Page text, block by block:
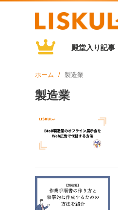
殿堂入り記事
ホーム 製造業
製造業